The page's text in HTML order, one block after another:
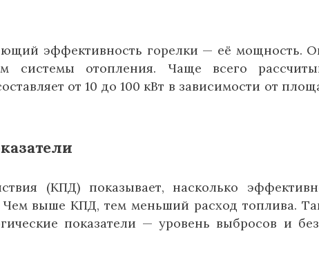
эффективность горелки — её мощность.
системы отопления. Чаще всего
от 10 до 100 кВт в зависимости от
(КПД) показывает, насколько
Чем выше КПД, тем меньший расход топлива.
показатели — уровень выбросов и